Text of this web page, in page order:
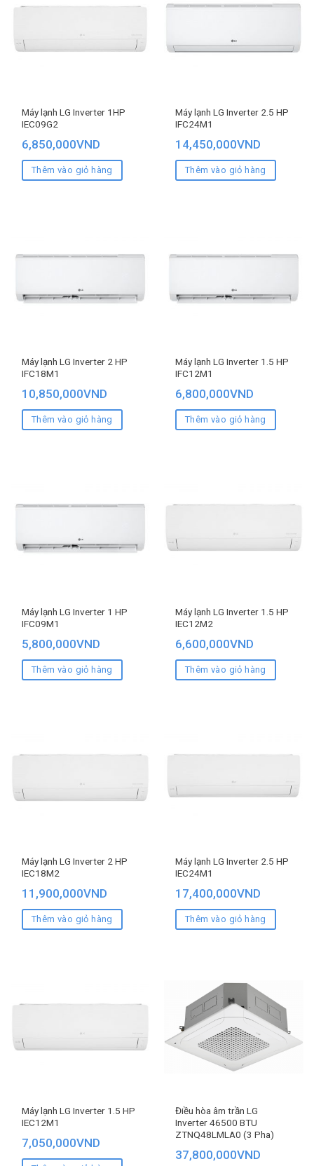
Máy lạnh LG Inverter 1HP
IEC09G2
6,850,000VND
Thêm vào giỏ hàng
Máy lạnh LG Inverter 2.5 HP
IFC24M1
14,450,000VND
Thêm vào giỏ hàng
Máy lạnh LG Inverter 2 HP
IFC18M1
10,850,000VND
Thêm vào giỏ hàng
Máy lạnh LG Inverter 1.5 HP
IFC12M1
6,800,000VND
Thêm vào giỏ hàng
Máy lạnh LG Inverter 1 HP
IFC09M1
5,800,000VND
Thêm vào giỏ hàng
Máy lạnh LG Inverter 1.5 HP
IEC12M2
6,600,000VND
Thêm vào giỏ hàng
Máy lạnh LG Inverter 2 HP
IEC18M2
11,900,000VND
Thêm vào giỏ hàng
Máy lạnh LG Inverter 2.5 HP
IEC24M1
17,400,000VND
Thêm vào giỏ hàng
Máy lạnh LG Inverter 1.5 HP
IEC12M1
7,050,000VND
Điều hòa âm trần LG
Inverter 46500 BTU
ZTNQ48LMLA0 (3 Pha)
37,800,000VND